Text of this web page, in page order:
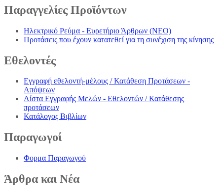
Παραγγελίες Προϊόντων
Ηλεκτρικό Ρεύμα - Ευρετήριο Άρθρων (NEO)
Προτάσεις που έχουν κατατεθεί για τη συνέχιση της κίνησης
Εθελοντές
Εγγραφή εθελοντή-μέλους / Κατάθεση Προτάσεων -
Απόψεων
Λίστα Εγγραφής Μελών - Εθελοντών / Κατάθεσης
προτάσεων
Κατάλογος Βιβλίων
Παραγωγοί
Φορμα Παραγωγού
Άρθρα και Νέα